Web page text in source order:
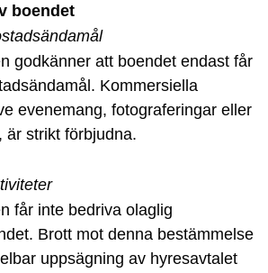
boendet
godkänner att boendet endast får
Kommersiella
evenemang, fotograferingar eller
är strikt förbjudna.
får inte bedriva olaglig
Brott mot denna bestämmelse
uppsägning av hyresavtalet